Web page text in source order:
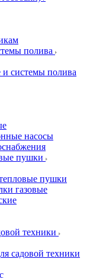
полива
и системы полива
насосы
пушки
пушки
газовые
техники
садовой техники